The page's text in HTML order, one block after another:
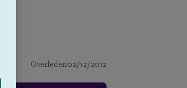
Overleden02/12/2012